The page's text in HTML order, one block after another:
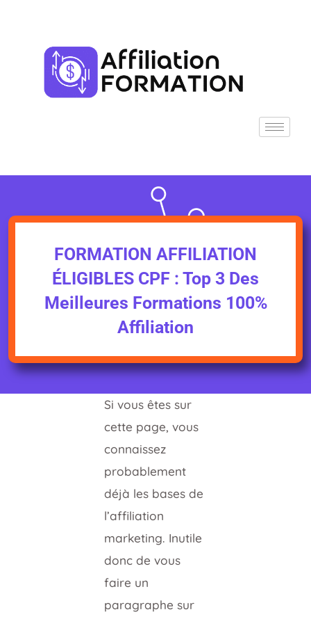
contenu
FORMATION AFFILIATION
ÉLIGIBLES CPF : Top 3 Des
Meilleures Formations 100%
Affiliation
Si vous êtes sur
cette page, vous
connaissez
probablement
déjà les bases de
l’affiliation
marketing. Inutile
donc de vous
faire un
paragraphe sur